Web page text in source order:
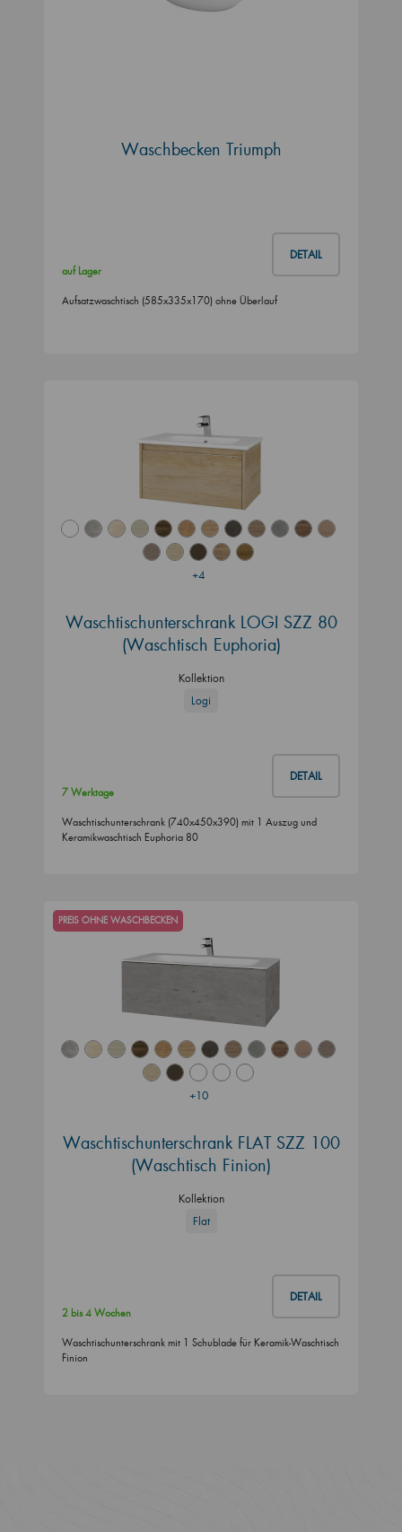
Waschbecken Triumph
DETAIL
auf Lager
Aufsatzwaschtisch (585x335x170) ohne Überlauf
+4
Waschtischunterschrank LOGI SZZ 80
(Waschtisch Euphoria)
Kollektion
Logi
DETAIL
7 Werktage
Waschtischunterschrank (740x450x390) mit 1 Auszug und
Keramikwaschtisch Euphoria 80
+10
PREIS OHNE WASCHBECKEN
Waschtischunterschrank FLAT SZZ 100
(Waschtisch Finion)
Kollektion
Flat
DETAIL
2 bis 4 Wochen
Waschtischunterschrank mit 1 Schublade für Keramik-Waschtisch
Finion